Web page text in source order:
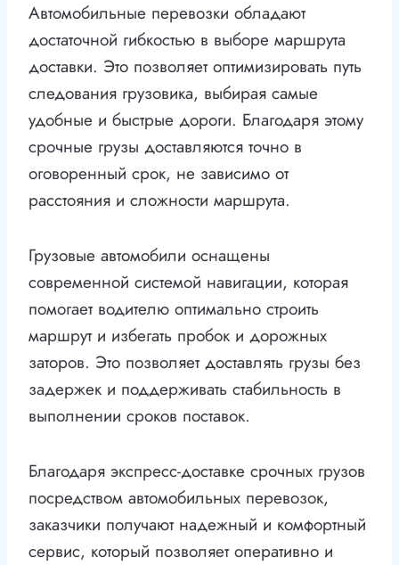
Автомобильные перевозки обладают
достаточной гибкостью в выборе маршрута
доставки. Это позволяет оптимизировать путь
следования грузовика, выбирая самые
удобные и быстрые дороги. Благодаря этому
срочные грузы доставляются точно в
оговоренный срок, не зависимо от
расстояния и сложности маршрута.
Грузовые автомобили оснащены
современной системой навигации, которая
помогает водителю оптимально строить
маршрут и избегать пробок и дорожных
заторов. Это позволяет доставлять грузы без
задержек и поддерживать стабильность в
выполнении сроков поставок.
Благодаря экспресс-доставке срочных грузов
посредством автомобильных перевозок,
заказчики получают надежный и комфортный
сервис, который позволяет оперативно и